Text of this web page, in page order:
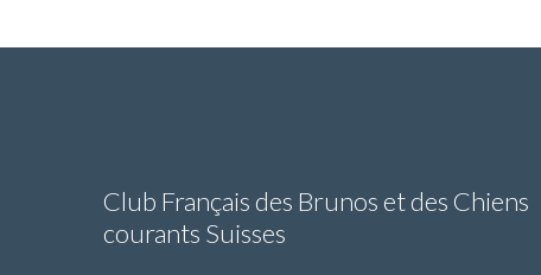
Club Français des Brunos et des Chiens
courants Suisses